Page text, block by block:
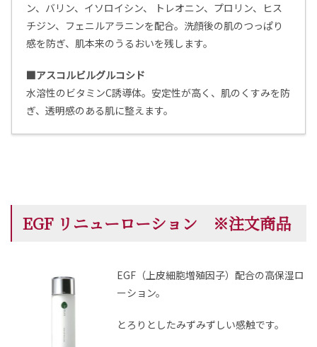
ン、バリン、イソロイシン、 トレオニン、プロリン、ヒス
チジン、フェニルアラニンを配合。洗顔後の肌のつっぱり
感を防ぎ、肌本来のうるおいを残します。
■アスコルビルグルコシド
水溶性のビタミンC誘導体。安定性が高く、肌のくすみを防
ぎ、透明感のある肌に整えます。
EGF リニューローション ※注文商品
EGF（上皮細胞増殖因子）配合の高保湿ロ
ーション。
とろりとしたみずみずしい感触です。